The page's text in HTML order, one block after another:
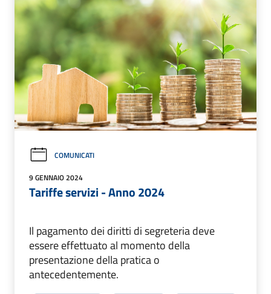
COMUNICATI
9 GENNAIO 2024
Tariffe servizi - Anno 2024
Il pagamento dei diritti di segreteria deve
essere effettuato al momento della
presentazione della pratica o
antecedentemente.